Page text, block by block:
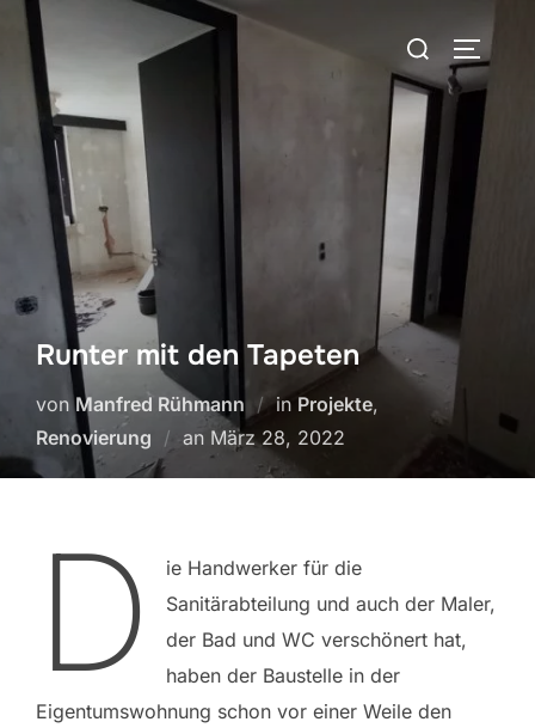
Zum
Inhalt
springen
Suchen
nach:
Runter mit den Tapeten
vonManfred Rühmann in Projekte,
Renovierung
an Veröffentlicht
März 28, 2022
D
ie Handwerker für die
Sanitärabteilung und auch der Maler,
der Bad und WC verschönert hat,
haben der Baustelle in der
Eigentumswohnung schon vor einer Weile den